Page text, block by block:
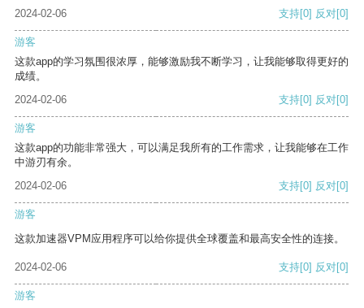
2024-02-06
支持[0] 反对[0]
游客
这款app的学习氛围很浓厚，能够激励我不断学习，让我能够取得更好的
成绩。
2024-02-06
支持[0] 反对[0]
游客
这款app的功能非常强大，可以满足我所有的工作需求，让我能够在工作
中游刃有余。
2024-02-06
支持[0] 反对[0]
游客
这款加速器VPM应用程序可以给你提供全球覆盖和最高安全性的连接。
2024-02-06 支持[0] 反对[0]
游客